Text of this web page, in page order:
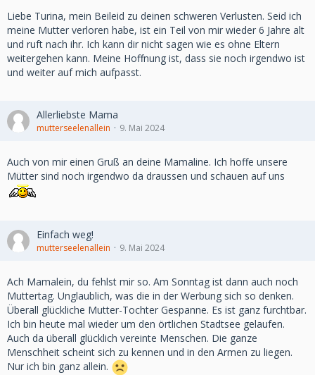
Liebe Turina, mein Beileid zu deinen schweren Verlusten. Seid ich
meine Mutter verloren habe, ist ein Teil von mir wieder 6 Jahre alt
und ruft nach ihr. Ich kann dir nicht sagen wie es ohne Eltern
weitergehen kann. Meine Hoffnung ist, dass sie noch irgendwo ist
und weiter auf mich aufpasst.
Allerliebste Mama
mutterseelenallein 9. Mai 2024
Auch von mir einen Gruß an deine Mamaline. Ich hoffe unsere
Mütter sind noch irgendwo da draussen und schauen auf uns
Einfach weg!
mutterseelenallein 9. Mai 2024
Ach Mamalein, du fehlst mir so. Am Sonntag ist dann auch noch
Muttertag. Unglaublich, was die in der Werbung sich so denken.
Überall glückliche Mutter-Tochter Gespanne. Es ist ganz furchtbar.
Ich bin heute mal wieder um den örtlichen Stadtsee gelaufen.
Auch da überall glücklich vereinte Menschen. Die ganze
Menschheit scheint sich zu kennen und in den Armen zu liegen.
Nur ich bin ganz allein.